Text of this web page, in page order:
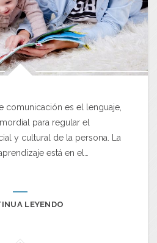
comunicación es el lenguaje,
para regular el
y cultural de la persona. La
está en el…
LEYENDO